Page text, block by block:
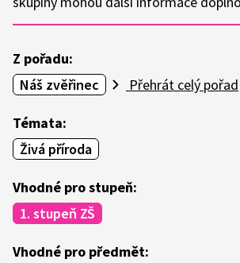
Z pořadu:
Náš zvěřinec
Přehrát celý pořad
Témata:
Živá příroda
Vhodné pro stupeň:
1. stupeň ZŠ
Vhodné pro předmět: